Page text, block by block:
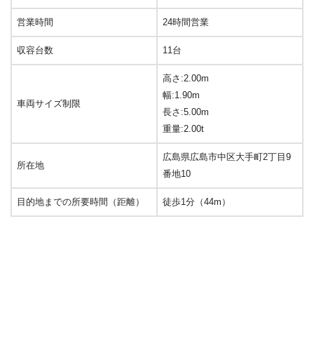
営業時間 24時間営業
収容台数 11台
車両サイズ制限
高さ:2.00m
幅:1.90m
長さ:5.00m
重量:2.00t
所在地
広島県広島市中区大手町2丁目9
番地10
目的地までの所要時間（距離） 徒歩1分（44m）